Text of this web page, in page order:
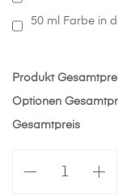
50 ml Farbe in
Produkt
Optionen
Gesamtpreis